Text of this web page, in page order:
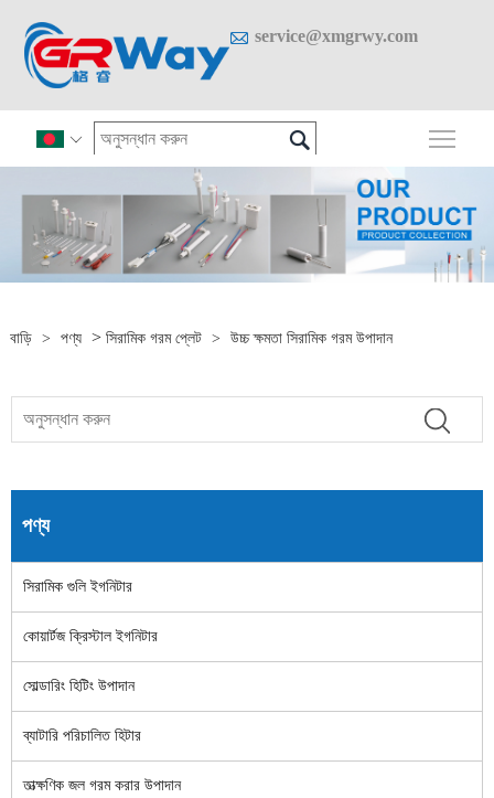
 service@xmgrwy.com
 
বাড়ি > পণ্য > সিরামিক গরম প্লেট > উচ্চ ক্ষমতা সিরামিক গরম উপাদান
পণ্য
সিরামিক গুলি ইগনিটার
কোয়ার্টজ ক্রিস্টাল ইগনিটার
সোল্ডারিং হিটিং উপাদান
ব্যাটারি পরিচালিত হিটার
তাত্ক্ষণিক জল গরম করার উপাদান